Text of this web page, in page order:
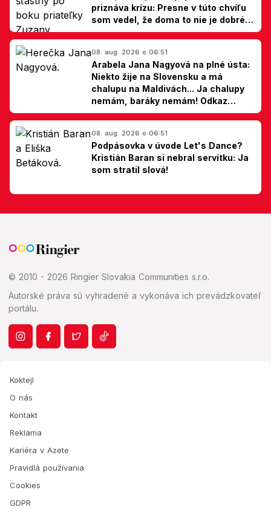
priznáva krízu: Presne v túto chvíľu
som vedel, že doma to nie je dobré,
hovorí Milan Ondrík
08. aug. 2026 o 06:51
Arabela Jana Nagyová na plné ústa:
Niekto žije na Slovensku a má
chalupu na Maldivách... Ja chalupy
nemám, baráky nemám! Odkaz
Slovákom
08. aug. 2026 o 06:51
Podpásovka v úvode Let's Dance?
Kristián Baran si nebral servítku: Ja
som stratil slová!
© 2010 - 2026 Ringier Slovakia Communities s.r.o.
Autorské práva sú vyhradené a vykonáva ich prevádzkovateľ
portálu.
Koktejl
O nás
Kontakt
Reklama
Kariéra v Azete
Pravidlá používania
Cookies
GDPR